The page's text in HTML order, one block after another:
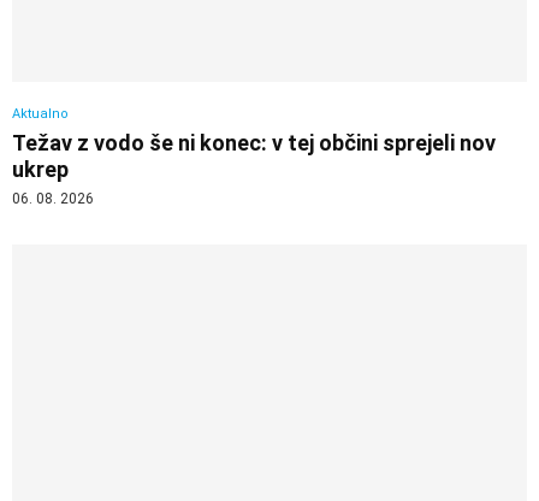
Aktualno
Težav z vodo še ni konec: v tej občini sprejeli nov
ukrep
06. 08. 2026